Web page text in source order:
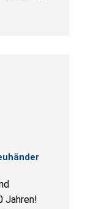
Jahren!